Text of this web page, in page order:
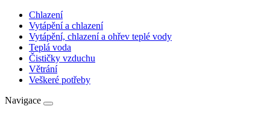
Chlazení
Vytápění a chlazení
Vytápění, chlazení a ohřev teplé vody
Teplá voda
Čističky vzduchu
Větrání
Veškeré potřeby
Navigace